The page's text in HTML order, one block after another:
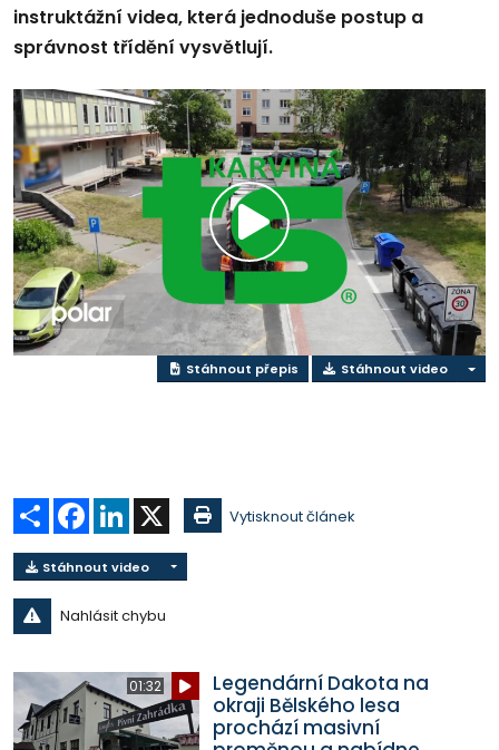
instruktážní videa, která jednoduše postup a
správnost třídění vysvětlují.
Přehrát
video
Stáhnout přepis Stáhnout video
Sdílet Facebook
LinkedIn Vytisknout článek
Stáhnout video
Nahlásit chybu
01:32
Legendární Dakota na
okraji Bělského lesa
prochází masivní